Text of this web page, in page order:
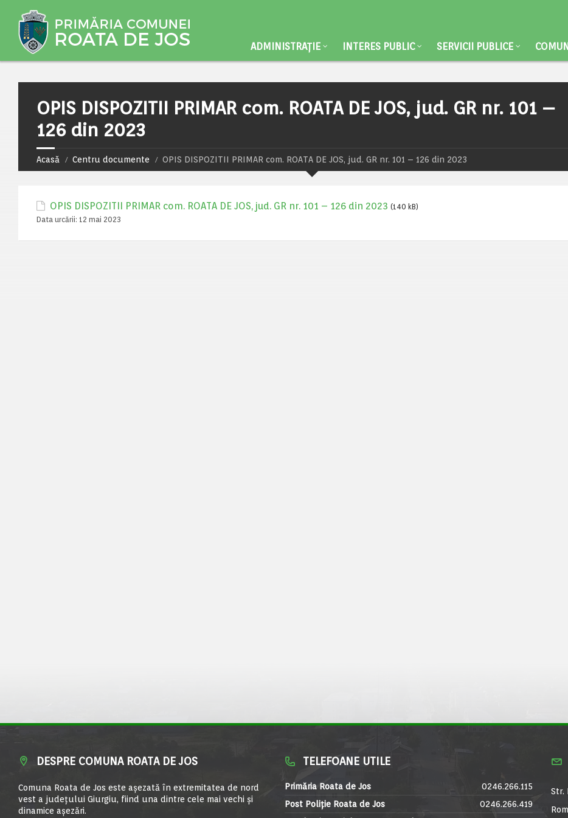
ADMINISTRAȚIE INTERES PUBLIC SERVICII PUBLICE
OPIS DISPOZITII PRIMAR com. ROATA DE JOS, jud. GR nr. 101 –
126 din 2023
Acasă Centru documente OPIS DISPOZITII PRIMAR com. ROATA DE JOS, jud. GR nr. 101 – 126 din 2023
OPIS DISPOZITII PRIMAR com. ROATA DE JOS, jud. GR nr. 101 – 126 din 2023 (140 kB)
Data urcării: 12 mai 2023
DESPRE COMUNA ROATA DE JOS
Comuna Roata de Jos este aşezată în extremitatea de nord
vest a judeţului Giurgiu, fiind una dintre cele mai vechi şi
dinamice aşezări.
TELEFOANE UTILE
Primăria Roata de Jos
0246.266.115
Post Poliție Roata de Jos
0246.266.419
Str.